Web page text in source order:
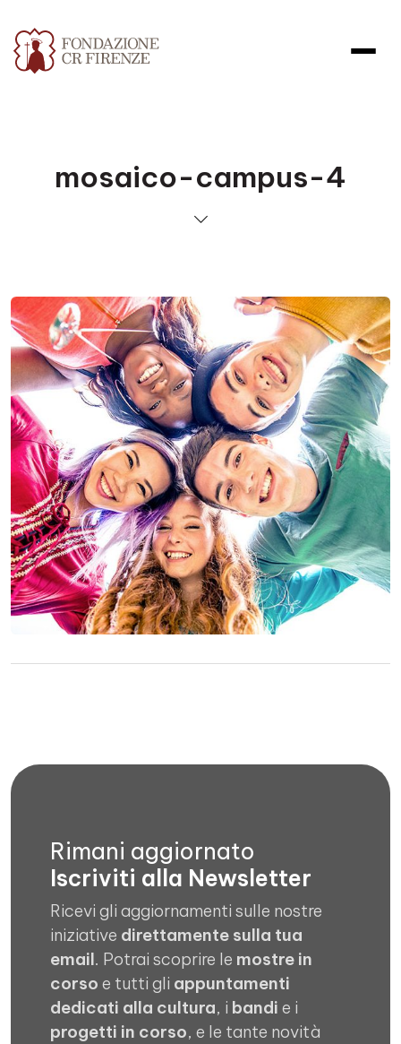
mosaico-campus-4
Rimani aggiornato
Iscriviti alla Newsletter
Ricevi gli aggiornamenti sulle nostre
iniziative direttamente sulla tua
email. Potrai scoprire le mostre in
corso e tutti gli appuntamenti
dedicati alla cultura, i bandi e i
progetti in corso, e le tante novità